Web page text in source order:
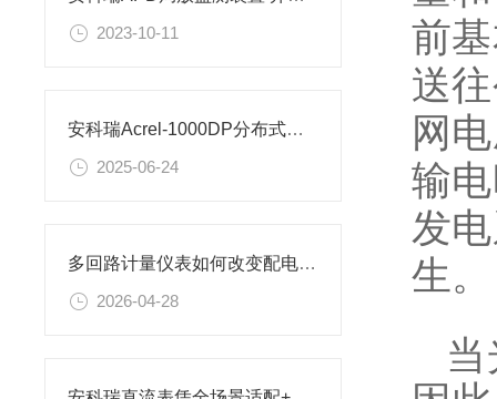
2023-10-11
安科瑞Acrel-1000DP分布式光伏监控系统 在广西（浦北互通）项目中应用
2025-06-24
多回路计量仪表如何改变配电管理逻辑
2026-04-28
前
送
网
输
发
生。
当